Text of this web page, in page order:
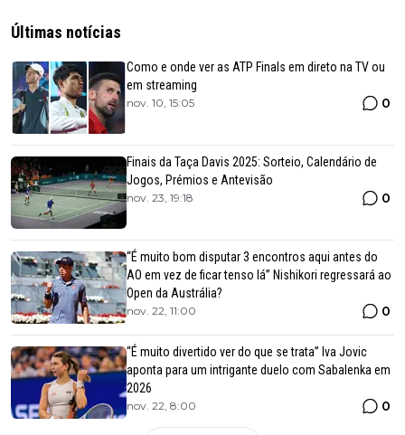
Últimas notícias
Como e onde ver as ATP Finals em direto na TV ou
em streaming
nov. 10, 15:05 0
Finais da Taça Davis 2025: Sorteio, Calendário de
Jogos, Prémios e Antevisão
nov. 23, 19:18 0
“É muito bom disputar 3 encontros aqui antes do
AO em vez de ficar tenso lá” Nishikori regressará ao
Open da Austrália?
nov. 22, 11:00 0
“É muito divertido ver do que se trata” Iva Jovic
aponta para um intrigante duelo com Sabalenka em
2026
nov. 22, 8:00 0